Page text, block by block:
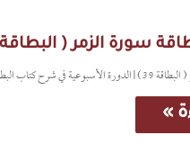
( البطاقة 39) | دورة شرح كتاب
الدكتور ياسر بن إسماعيل راضي
»